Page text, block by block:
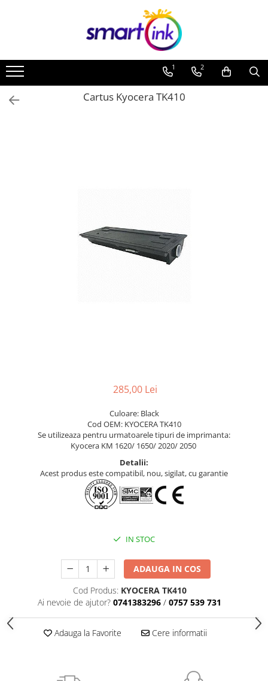
1 2
Cartus Kyocera TK410
285,00 Lei
Culoare: Black
Cod OEM: KYOCERA TK410
Se utilizeaza pentru urmatoarele tipuri de imprimanta:
Kyocera KM 1620/ 1650/ 2020/ 2050
Detalii:
Acest produs este compatibil, nou, sigilat, cu garantie
IN STOC
ADAUGA IN COS
Cod Produs: KYOCERA TK410
Ai nevoie de ajutor? 0741383296 / 0757 539 731
Adauga la Favorite Cere informatii